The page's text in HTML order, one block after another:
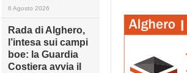
6 Agosto 2026
Rada di Alghero,
l’intesa sui campi
boe: la Guardia
Costiera avvia il